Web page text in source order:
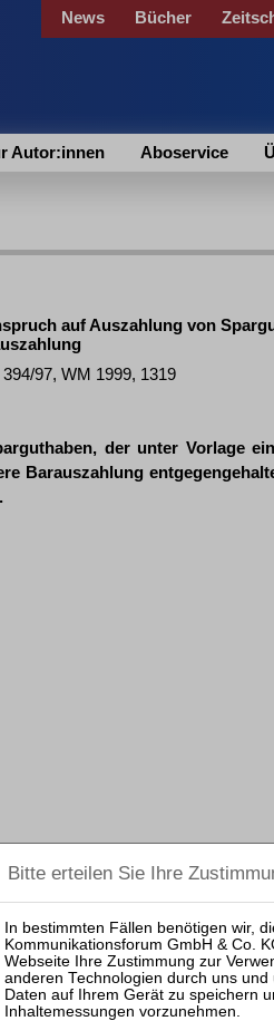
News Bücher
Autor:innen Aboservice
auf Auszahlung von
97, WM 1999, 1319
der unter Vorlage
Barauszahlung